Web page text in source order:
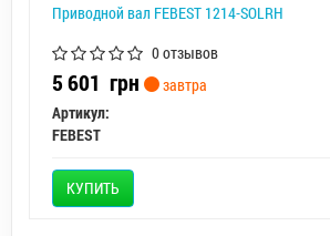
Приводной вал FEBEST 1214-SOLRH
0 отзывов
5 601 грн
завтра
Артикул:
FEBEST
КУПИТЬ